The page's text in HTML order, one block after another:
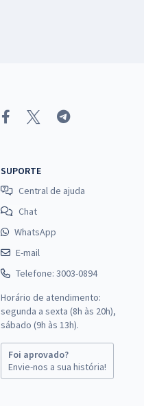
SUPORTE
Central de ajuda
Chat
WhatsApp
E-mail
Telefone: 3003-0894
Horário de atendimento:
segunda a sexta (8h às 20h),
sábado (9h às 13h).
Foi aprovado?
Envie-nos a sua história!